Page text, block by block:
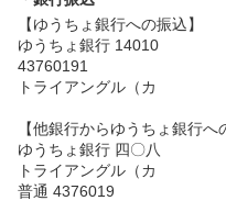
【ゆうちょ銀行への振込】
ゆうちょ銀行 14010
43760191
トライアングル（カ
【他銀行からゆうちょ銀行へ
ゆうちょ銀行 四〇八
トライアングル（カ
普通 4376019